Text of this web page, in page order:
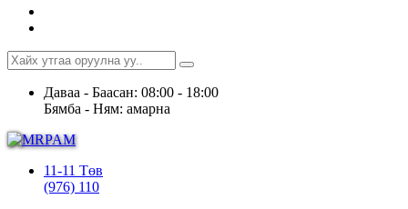
Даваа - Баасан: 08:00 - 18:00
Бямба - Ням: амарна
11-11 Төв
(976) 110